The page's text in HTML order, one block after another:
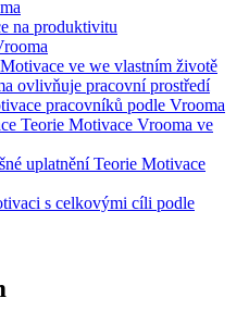
na produktivitu
ve we vlastním životě
ovlivňuje pracovní prostředí
pracovníků podle Vrooma
Teorie Motivace Vrooma ve
uplatnění Teorie Motivace
s celkovými cíli podle